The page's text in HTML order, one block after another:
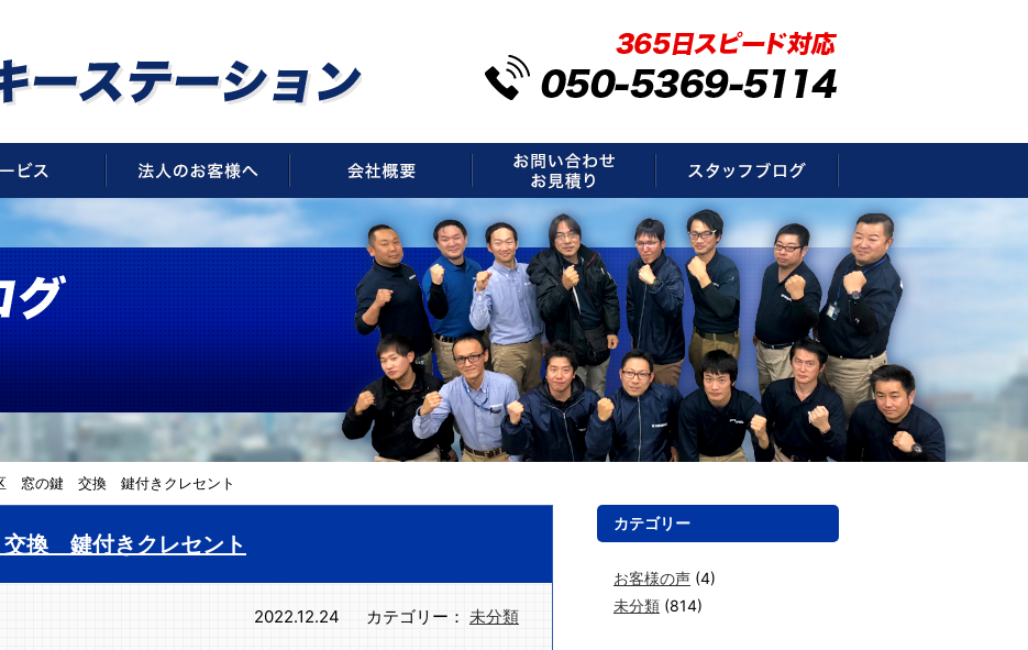
サービス 法人のお客様へ 会社概要 お問い合わせ・お見積もり
窓の鍵 交換 鍵付きクレセント
換 鍵付きクレセント
2022.12.24 カテゴリー： 未分類
カテゴリー
お客様の声 (4)
未分類 (814)